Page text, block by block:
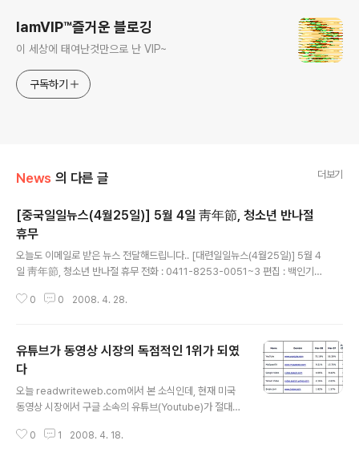
IamVIP™즐거운 블로깅
이 세상에 태여난것만으로 난 VIP~
구독하기
News 의 다른 글 더보기
[중국일일뉴스(4월25일)] 5월 4일 靑年節, 청소년 반나절
휴무
오늘도 이메일로 받은 뉴스 전달해드립니다.. [대련일일뉴스(4월25일)] 5월 4
일 靑年節, 청소년 반나절 휴무 전화 : 0411-8253-0051~3 편집 : 백인기
역관 인터넷 카페 : http://cafe.naver.com/kotradalian ===========
이라 여기는 세상의 모든 것을 이젠 더 오래, 더 많이 지키고 잃지 않는 일이 남
았습니다. - 출처 : 좋은 글중에서 - ==========================
=========..
0 0 2008. 4. 28.
유튜브가 동영상 시장의 독점적인 1위가 되였
다
오늘 readwriteweb.com에서 본 소식인데, 현재 미국
동영상 시장에서 구글 소속의 유튜브(Youtube)가 절대적
율을 차지했는데 올해 3월까지는 73.18퍼센트나 차지했
0 1 2008. 4. 18.